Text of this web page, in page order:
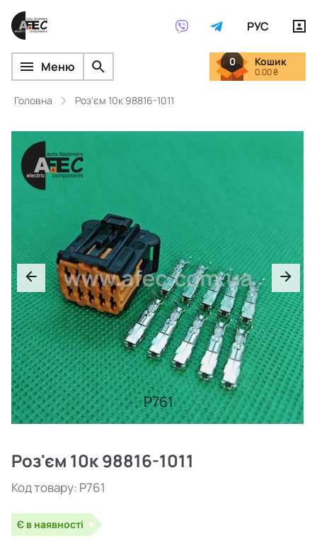
РУС
Меню 0 Кошик
0.00 ₴
Головна Роз'єм 10к 98816-1011
P761
Роз'єм 10к 98816-1011
Код товару: P761
Є в наявності